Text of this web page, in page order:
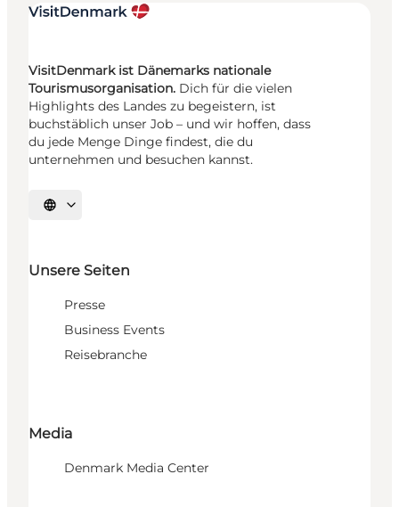
VisitDenmark ist Dänemarks nationale
Tourismusorganisation. Dich für die vielen
Highlights des Landes zu begeistern, ist
buchstäblich unser Job – und wir hoffen, dass
du jede Menge Dinge findest, die du
unternehmen und besuchen kannst.
Sprache auswählen
Unsere Seiten
Presse
Business Events
Reisebranche
Media
Denmark Media Center